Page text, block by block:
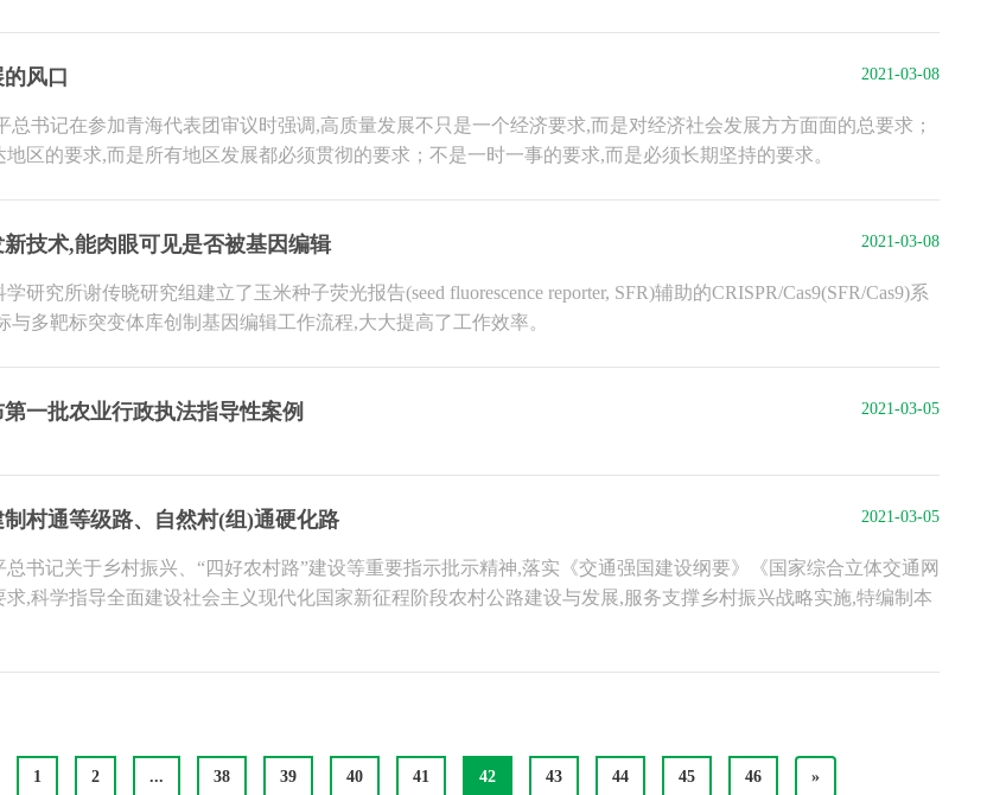
风口 2021-03-08
总书记在参加青海代表团审议时强调,高质量发展不只是一个经济要求,而是对经济社会发展方方面面的总要求；
区的要求,而是所有地区发展都必须贯彻的要求；不是一时一事的要求,而是必须长期坚持的要求。
技术,能肉眼可见是否被基因编辑 2021-03-08
研究所谢传晓研究组建立了玉米种子荧光报告(seed fluorescence reporter, SFR)辅助的CRISPR/Cas9(SFR/Cas9)系
与多靶标突变体库创制基因编辑工作流程,大大提高了工作效率。
一批农业行政执法指导性案例 2021-03-05
制村通等级路、自然村(组)通硬化路 2021-03-05
总书记关于乡村振兴、“四好农村路”建设等重要指示批示精神,落实《交通强国建设纲要》《国家综合立体交通网
求,科学指导全面建设社会主义现代化国家新征程阶段农村公路建设与发展,服务支撑乡村振兴战略实施,特编制本
1 2 ... 38 39 40 41 42 43 44 45 46 »